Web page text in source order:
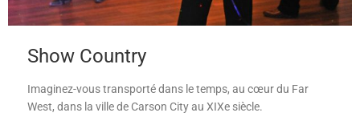
Show Country
Imaginez-vous transporté dans le temps, au cœur du Far
West, dans la ville de Carson City au XIXe siècle.